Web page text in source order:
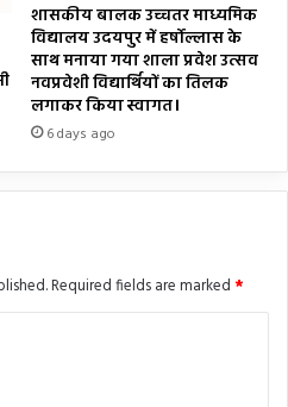
शासकीय बालक उच्चतर माध्यमिक
विद्यालय उदयपुर में हर्षोल्लास के
साथ मनाया गया शाला प्रवेश उत्सव
नवप्रवेशी विद्यार्थियों का तिलक
लगाकर किया स्वागत।
6 days ago
Required fields are marked *